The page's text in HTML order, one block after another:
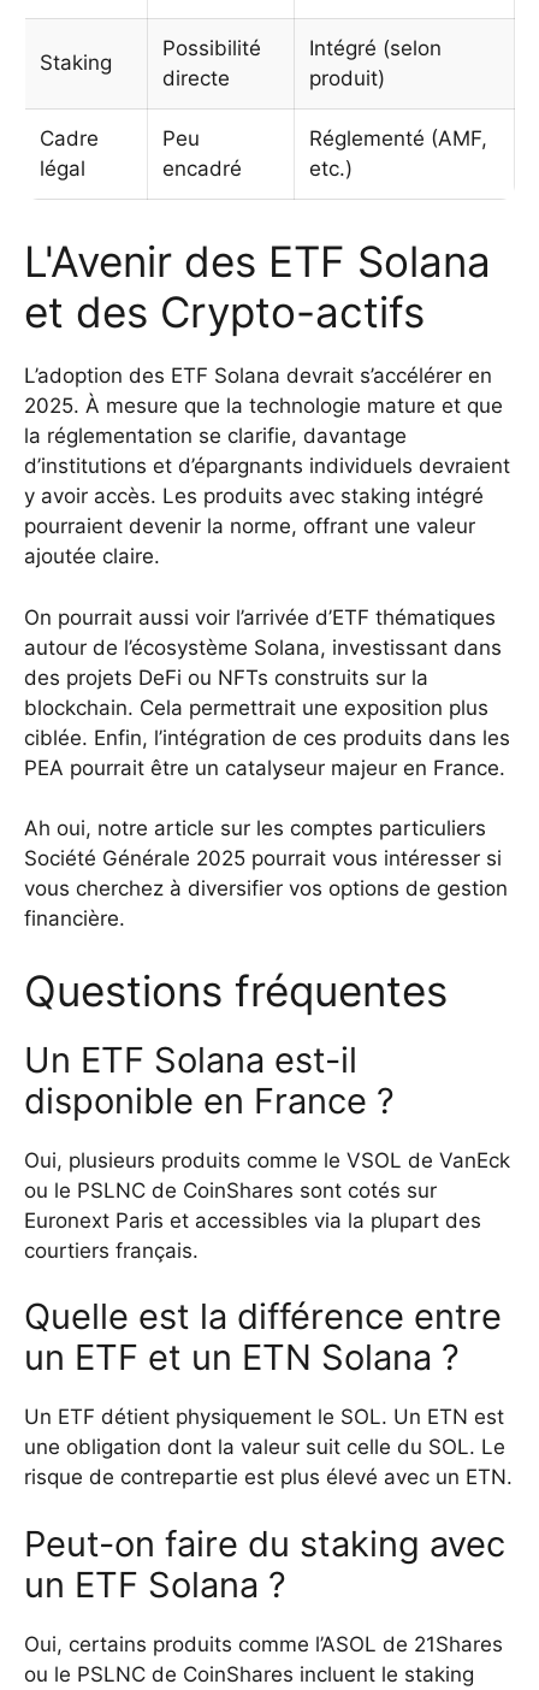
Staking
Possibilité
directe
Intégré (selon
produit)
Cadre
légal
Peu
encadré
Réglementé (AMF,
etc.)
L'Avenir des ETF Solana
et des Crypto-actifs
L’adoption des ETF Solana devrait s’accélérer en
2025. À mesure que la technologie mature et que
la réglementation se clarifie, davantage
d’institutions et d’épargnants individuels devraient
y avoir accès. Les produits avec staking intégré
pourraient devenir la norme, offrant une valeur
ajoutée claire.
On pourrait aussi voir l’arrivée d’ETF thématiques
autour de l’écosystème Solana, investissant dans
des projets DeFi ou NFTs construits sur la
blockchain. Cela permettrait une exposition plus
ciblée. Enfin, l’intégration de ces produits dans les
PEA pourrait être un catalyseur majeur en France.
Ah oui, notre article sur les comptes particuliers
Société Générale 2025 pourrait vous intéresser si
vous cherchez à diversifier vos options de gestion
financière.
Questions fréquentes
Un ETF Solana est-il
disponible en France ?
Oui, plusieurs produits comme le VSOL de VanEck
ou le PSLNC de CoinShares sont cotés sur
Euronext Paris et accessibles via la plupart des
courtiers français.
Quelle est la différence entre
un ETF et un ETN Solana ?
Un ETF détient physiquement le SOL. Un ETN est
une obligation dont la valeur suit celle du SOL. Le
risque de contrepartie est plus élevé avec un ETN.
Peut-on faire du staking avec
un ETF Solana ?
Oui, certains produits comme l’ASOL de 21Shares
ou le PSLNC de CoinShares incluent le staking